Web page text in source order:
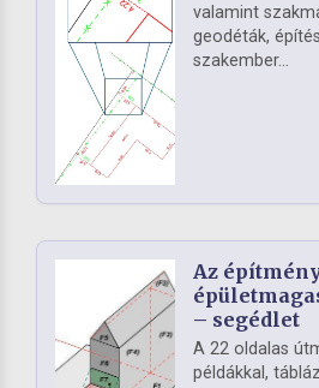
valamint
geodéták,
szakember...
Az
– segédlet
A 22 oldalas
példákkal,